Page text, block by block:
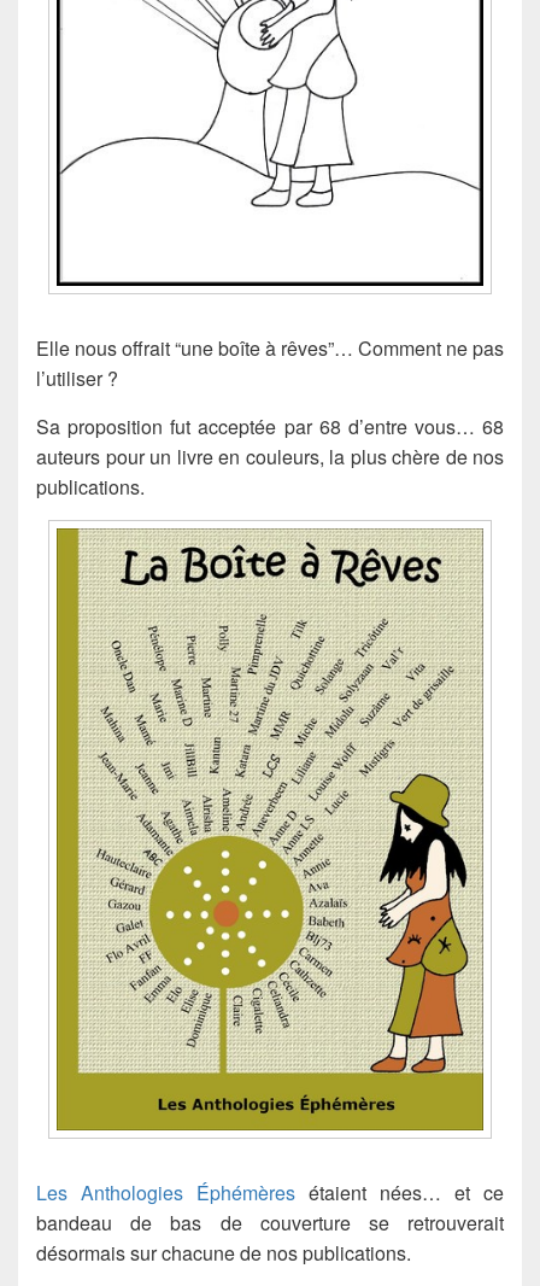
Elle nous offrait “une boîte à rêves”… Comment ne pas
l’utiliser ?
Sa proposition fut acceptée par 68 d’entre vous… 68
auteurs pour un livre en couleurs, la plus chère de nos
publications.
Les Anthologies Éphémères étaient nées… et ce
bandeau de bas de couverture se retrouverait
désormais sur chacune de nos publications.